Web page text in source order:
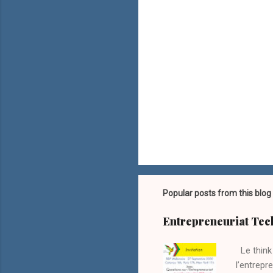
Popular posts from this blog
Entrepreneuriat
Le